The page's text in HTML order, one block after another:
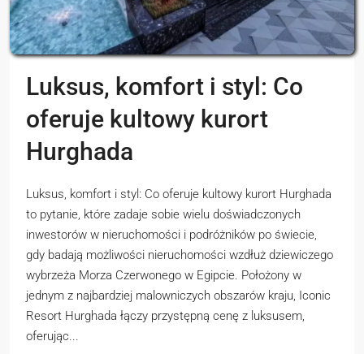
Luksus, komfort i styl: Co
oferuje kultowy kurort
Hurghada
Luksus, komfort i styl: Co oferuje kultowy kurort Hurghada
to pytanie, które zadaje sobie wielu doświadczonych
inwestorów w nieruchomości i podróżników po świecie,
gdy badają możliwości nieruchomości wzdłuż dziewiczego
wybrzeża Morza Czerwonego w Egipcie. Położony w
jednym z najbardziej malowniczych obszarów kraju, Iconic
Resort Hurghada łączy przystępną cenę z luksusem,
oferując...